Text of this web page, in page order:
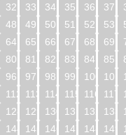
32
33 34 35 36 37
48
49 50 51 52 53
64
65 66 67 68 69
80
81 82 83 84 85
96
97 98 99 100 101
112
113 114 115 116 117
128
129 130 131 132 133
144
145 146 147 148 149